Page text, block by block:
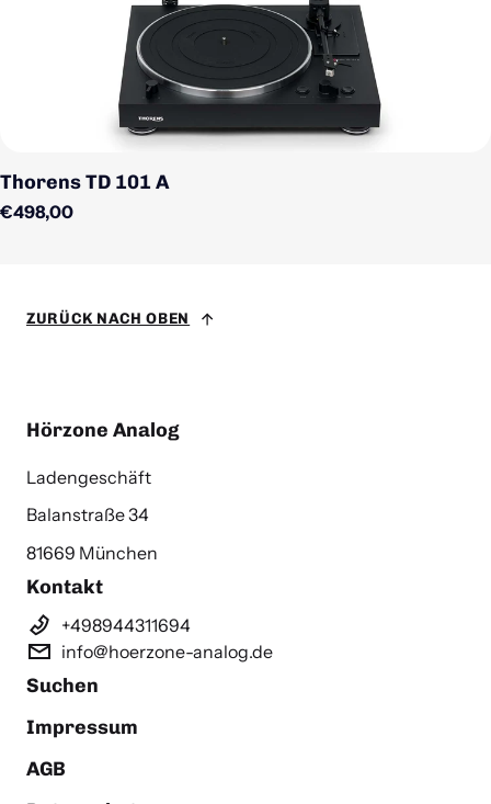
Thorens TD 101 A
Regulärer Preis
€498,00
ZURÜCK NACH OBEN
Hörzone Analog
Ladengeschäft
Balanstraße 34
81669 München
Kontakt
+498944311694
info@hoerzone-analog.de
Suchen
Impressum
AGB